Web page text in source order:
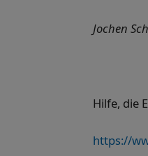
Jochen
Hilfe, die
https://